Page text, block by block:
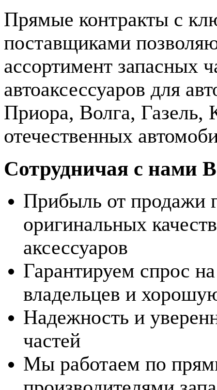
Прямые контракты с
поставщиками
ассортимент запасных
автоаксессуаров для
Приора, Волга, Газель,
отечественных
Сотрудничая с нами
Прибыль от продажи
оригинальных
аксессуаров
Гарантируем спрос
владельцев и
Надежность и
частей
Мы работаем по